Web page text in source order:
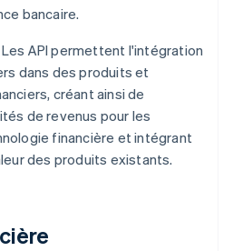
bancaire.
Les API permettent l'intégration
dans des produits et
créant ainsi de
de revenus pour les
financière et intégrant
des produits existants.